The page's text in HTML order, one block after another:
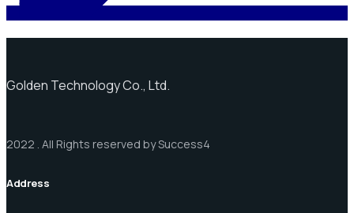
Golden Technology Co., Ltd.
2022 . All Rights reserved by Success4
Address